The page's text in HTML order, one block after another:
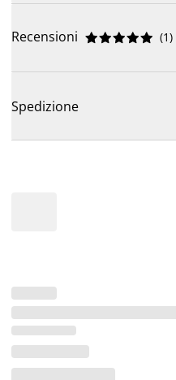
Recensioni 




 (1)
Spedizione